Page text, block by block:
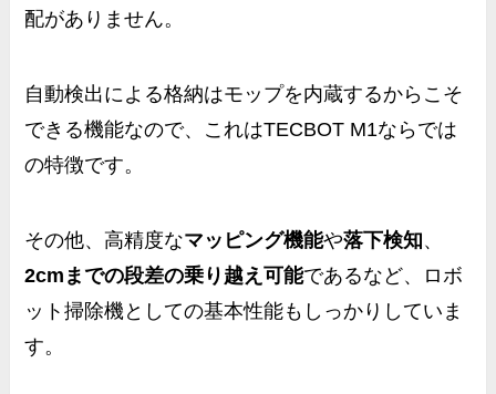
配がありません。
自動検出による格納はモップを内蔵するからこそ
できる機能なので、これはTECBOT M1ならでは
の特徴です。
その他、高精度なマッピング機能や落下検知、
2cmまでの段差の乗り越え可能であるなど、ロボ
ット掃除機としての基本性能もしっかりしていま
す。